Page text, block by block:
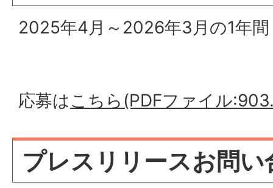
2025年4月～2026年3月の1年間
応募はこちら(PDFファイル
プレスリリースお問い